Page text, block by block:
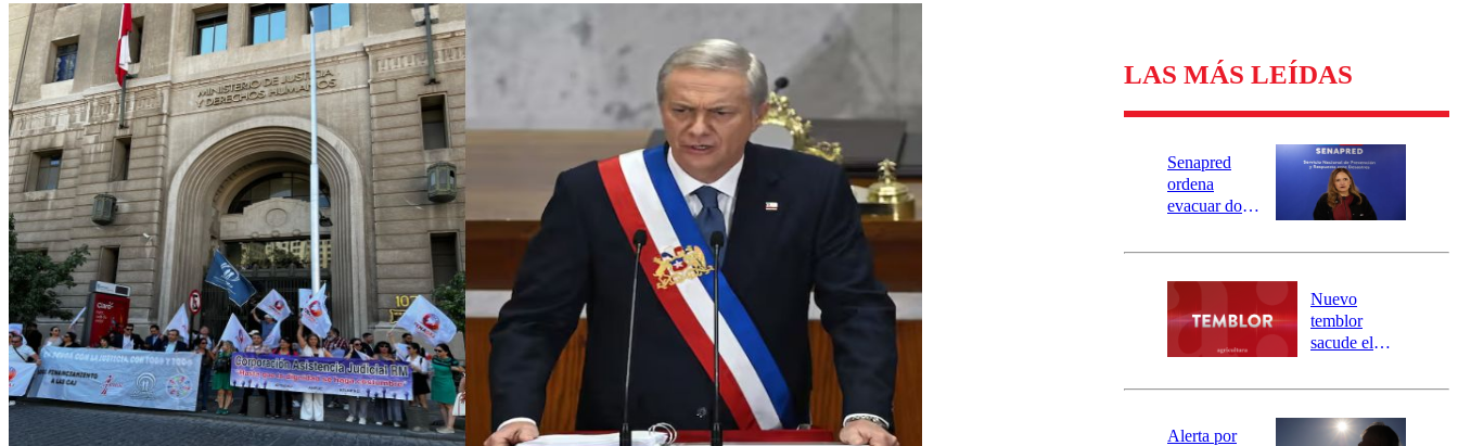
LAS MÁS LEÍDAS
Senapred
ordena
evacuar dos
Carahue por
río Damas:
activa
mensajería
SAE
Nuevo
temblor
sacude el
revisa la
epicentro
Alerta por